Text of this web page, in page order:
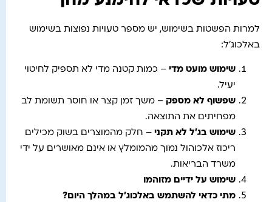
למרות הפשטות בשימוש, יש מספר טעויות נפוצות בשימוש
באלכוג'ל:
שימוש מועט מדי – כמות קטנה מדי לא תספיק לחיטוי
יעיל.
שפשוף לא מספק – משך זמן קצר או חוסר תשומת לב
מפחיתים את התוצאה.
שימוש בג'ל לא תקני – חלק מהמוצרים בשוק מכילים
ריכוז אלכוהול נמוך מהמומלץ או אינם מאושרים על ידי
משרד הבריאות.
שימוש על ידיים מזוהמו
מתי כדאי להשתמש באלכוג'ל במהלך היום?